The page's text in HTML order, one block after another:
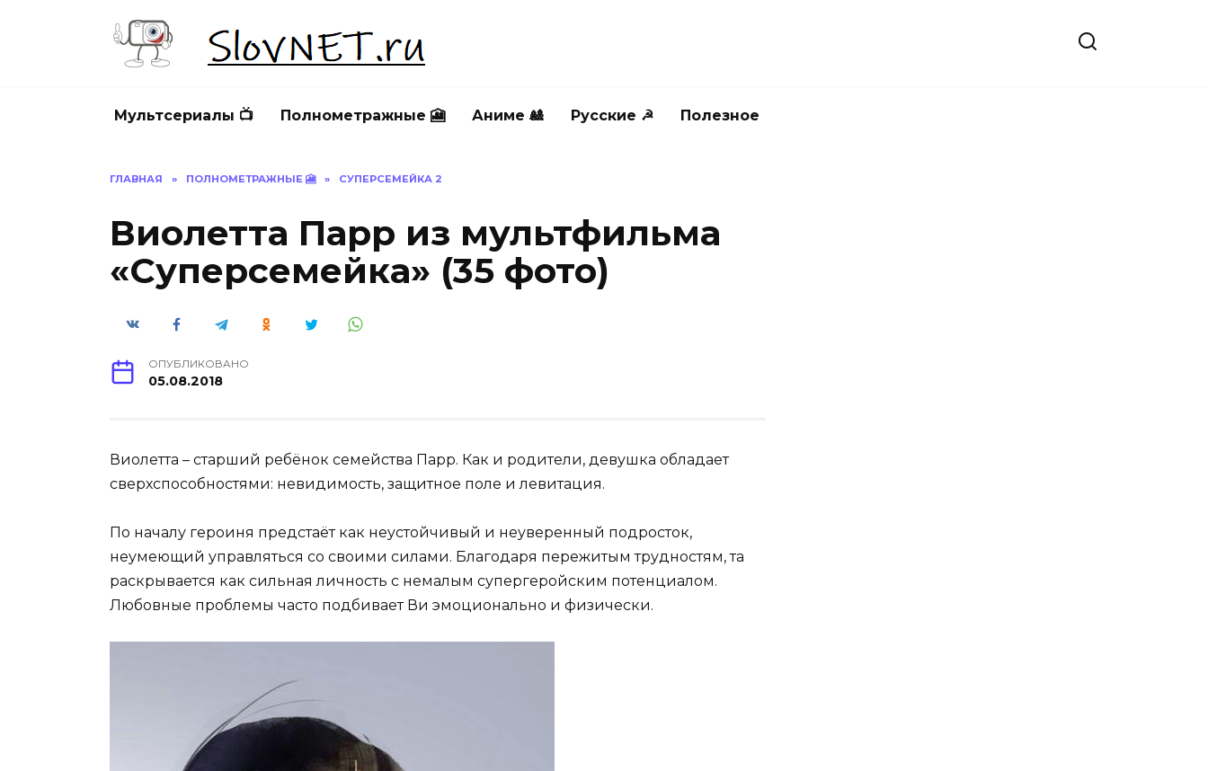
Мультсериалы 📺 Полнометражные 🎦 Аниме 🎎 Русские ☭ Полезное
ГЛАВНАЯ » ПОЛНОМЕТРАЖНЫЕ 🎦 » СУПЕРСЕМЕЙКА 2
Виолетта Парр из мультфильма
«Суперсемейка» (35 фото)
ОПУБЛИКОВАНО
05.08.2018
Виолетта – старший ребёнок семейства Парр. Как и родители, девушка обладает
сверхспособностями: невидимость, защитное поле и левитация.
По началу героиня предстаёт как неустойчивый и неуверенный подросток,
неумеющий управляться со своими силами. Благодаря пережитым трудностям, та
раскрывается как сильная личность с немалым супергеройским потенциалом.
Любовные проблемы часто подбивает Ви эмоционально и физически.